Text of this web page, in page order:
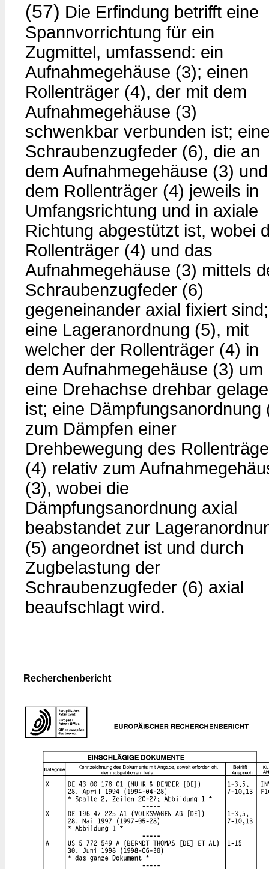
(57) Die Erfindung betrifft eine
Spannvorrichtung für ein
Zugmittel, umfassend: ein
Aufnahmegehäuse (3); einen
Rollenträger (4), der mit dem
Aufnahmegehäuse (3)
schwenkbar verbunden ist;
Schraubenzugfeder (6), die an
dem Aufnahmegehäuse (3) und
dem Rollenträger (4) jeweils in
Umfangsrichtung und in axiale
Richtung abgestützt ist, wobei
Rollenträger (4) und das
Aufnahmegehäuse (3) mittels
Schraubenzugfeder (6)
gegeneinander axial fixiert sind;
eine Lageranordnung (5), mit
welcher der Rollenträger (4) in
dem Aufnahmegehäuse (3) um
eine Drehachse drehbar
ist; eine Dämpfungsanordnung
zum Dämpfen einer
Drehbewegung des
(4) relativ zum
(3), wobei die
Dämpfungsanordnung axial
beabstandet zur
(5) angeordnet ist und durch
Zugbelastung der
Schraubenzugfeder (6) axial
beaufschlagt wird.
Recherchenbericht